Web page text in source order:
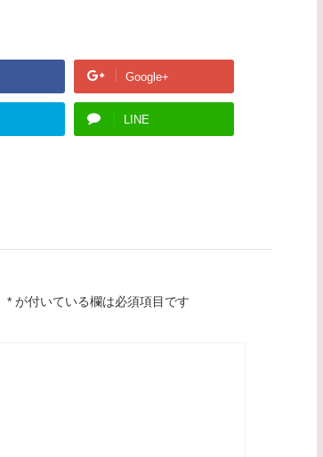
Google+
LINE
* が付いている欄は必須項目です